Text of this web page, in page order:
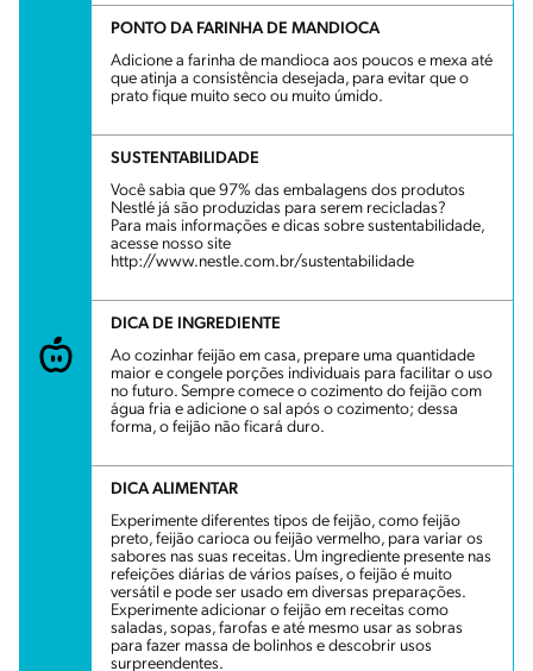
PONTO DA FARINHA DE MANDIOCA
Adicione a farinha de mandioca aos poucos e mexa até
que atinja a consistência desejada, para evitar que o
prato fique muito seco ou muito úmido.
SUSTENTABILIDADE
Você sabia que 97% das embalagens dos produtos
Nestlé já são produzidas para serem recicladas?
Para mais informações e dicas sobre sustentabilidade,
acesse nosso site
http://www.nestle.com.br/sustentabilidade
DICA DE INGREDIENTE
Ao cozinhar feijão em casa, prepare uma quantidade
maior e congele porções individuais para facilitar o uso
no futuro. Sempre comece o cozimento do feijão com
água fria e adicione o sal após o cozimento; dessa
forma, o feijão não ficará duro.
DICA ALIMENTAR
Experimente diferentes tipos de feijão, como feijão
preto, feijão carioca ou feijão vermelho, para variar os
sabores nas suas receitas. Um ingrediente presente nas
refeições diárias de vários países, o feijão é muito
versátil e pode ser usado em diversas preparações.
Experimente adicionar o feijão em receitas como
saladas, sopas, farofas e até mesmo usar as sobras
para fazer massa de bolinhos e descobrir usos
surpreendentes.